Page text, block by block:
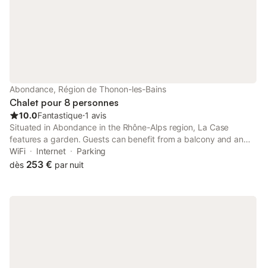
Abondance, Région de Thonon-les-Bains
Chalet pour 8 personnes
10.0Fantastique⋅1 avis
Situated in Abondance in the Rhône-Alps region, La Case
features a garden. Guests can benefit from a balcony and an
outdoor fireplace. Free WiFi is available throughout the property
and Evian Masters Golf Club is 26 km away.
WiFi Internet
Parking
dès 253 € par nuit